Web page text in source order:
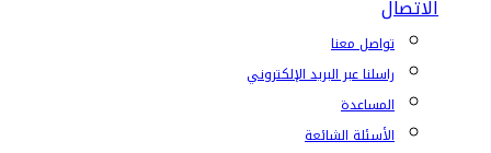
الاتصال
تواصل معنا
راسلنا عبر البريد الإلكتروني
المساعدة
الأسئلة الشائعة